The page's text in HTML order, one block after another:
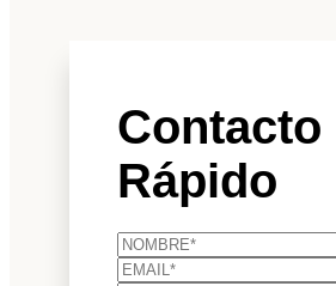
Contacto
Rápido